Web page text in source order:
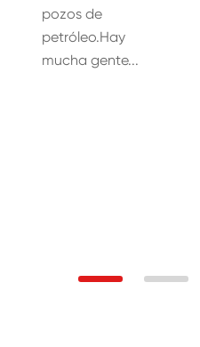
pozos de
petróleo.Hay
mucha gente...